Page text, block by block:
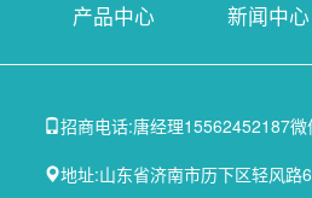
产品中心 新闻中心
招商电话:唐经理15562452187
地址:山东省济南市历下区轻风